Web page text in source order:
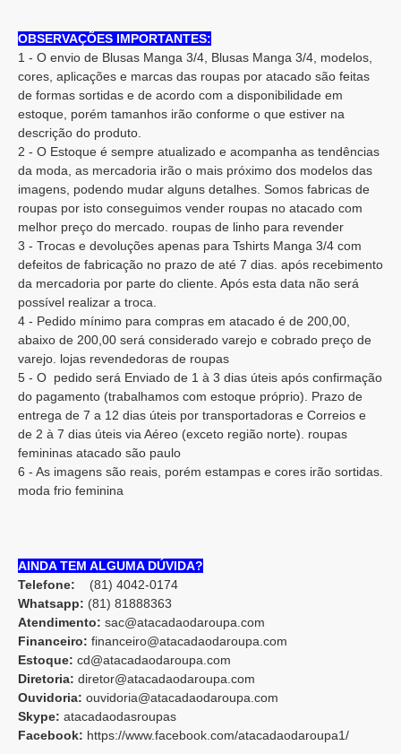
OBSERVAÇÕES IMPORTANTES:
1 - O envio de Blusas Manga 3/4, Blusas Manga 3/4, modelos,
cores, aplicações e marcas das roupas por atacado são feitas
de formas sortidas e de acordo com a disponibilidade em
estoque, porém tamanhos irão conforme o que estiver na
descrição do produto.
2 - O Estoque é sempre atualizado e acompanha as tendências
da moda, as mercadoria irão o mais próximo dos modelos das
imagens, podendo mudar alguns detalhes. Somos fabricas de
roupas por isto conseguimos vender roupas no atacado com
melhor preço do mercado. roupas de linho para revender
3 - Trocas e devoluções apenas para Tshirts Manga 3/4 com
defeitos de fabricação no prazo de até 7 dias. após recebimento
da mercadoria por parte do cliente. Após esta data não será
possível realizar a troca.
4 - Pedido mínimo para compras em atacado é de 200,00,
abaixo de 200,00 será considerado varejo e cobrado preço de
varejo. lojas revendedoras de roupas
5 - O pedido será Enviado de 1 à 3 dias úteis após confirmação
do pagamento (trabalhamos com estoque próprio). Prazo de
entrega de 7 a 12 dias úteis por transportadoras e Correios e
de 2 à 7 dias úteis via Aéreo (exceto região norte). roupas
femininas atacado são paulo
6 - As imagens são reais, porém estampas e cores irão sortidas.
moda frio feminina
AINDA TEM ALGUMA DÚVIDA?
Telefone: (81) 4042-0174
Whatsapp: (81) 81888363
Atendimento: sac@atacadaodaroupa.com
Financeiro: financeiro@atacadaodaroupa.com
Estoque: cd@atacadaodaroupa.com
Diretoria: diretor@atacadaodaroupa.com
Ouvidoria: ouvidoria@atacadaodaroupa.com
Skype: atacadaodasroupas
Facebook: https://www.facebook.com/atacadaodaroupa1/